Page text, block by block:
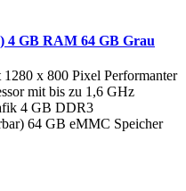
4 GB RAM 64 GB Grau
x 800 Pixel Performanter
mit bis zu 1,6 GHz
4 GB DDR3
64 GB eMMC Speicher